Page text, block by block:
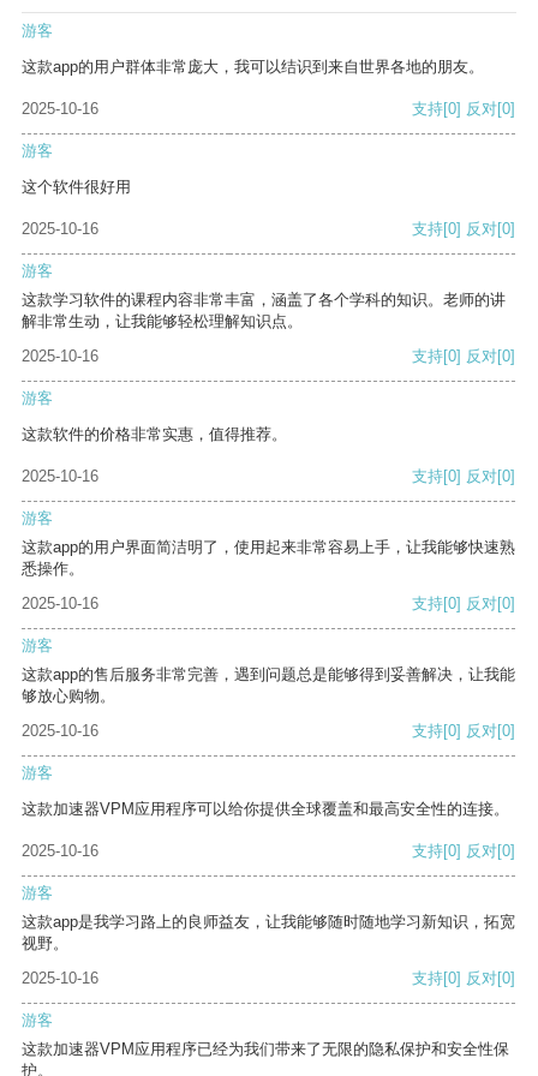
游客
这款app的用户群体非常庞大，我可以结识到来自世界各地的朋友。
2025-10-16 支持[0] 反对[0]
游客
这个软件很好用
2025-10-16 支持[0] 反对[0]
游客
这款学习软件的课程内容非常丰富，涵盖了各个学科的知识。老师的讲
解非常生动，让我能够轻松理解知识点。
2025-10-16
支持[0] 反对[0]
游客
这款软件的价格非常实惠，值得推荐。
2025-10-16 支持[0] 反对[0]
游客
这款app的用户界面简洁明了，使用起来非常容易上手，让我能够快速熟
悉操作。
2025-10-16
支持[0] 反对[0]
游客
这款app的售后服务非常完善，遇到问题总是能够得到妥善解决，让我能
够放心购物。
2025-10-16
支持[0] 反对[0]
游客
这款加速器VPM应用程序可以给你提供全球覆盖和最高安全性的连接。
2025-10-16 支持[0] 反对[0]
游客
这款app是我学习路上的良师益友，让我能够随时随地学习新知识，拓宽
视野。
2025-10-16
支持[0] 反对[0]
游客
这款加速器VPM应用程序已经为我们带来了无限的隐私保护和安全性保
护。